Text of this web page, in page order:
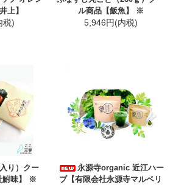
上】
税)
ル商品【飯魚】 ※
5,946円(内税)
り）クー
鮒味】 ※
永源寺organic 近江ハー
ブ【有限会社永源寺マルベリ